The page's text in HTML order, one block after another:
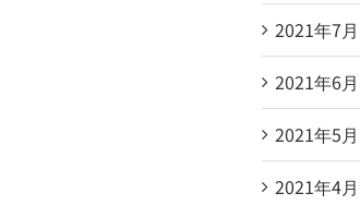
2021年7月
2021年6月
2021年5月
2021年4月